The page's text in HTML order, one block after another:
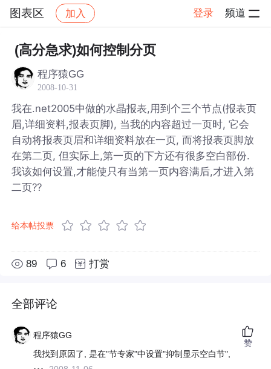
图表区 加入 登录 频道
社区 图表区 帖子详情
(高分急求)如何控制分页
程序猿GG
2008-10-31
我在.net2005中做的水晶报表,用到个三个节点(报表页
眉,详细资料,报表页脚), 当我的内容超过一页时, 它会
自动将报表页眉和详细资料放在一页, 而将报表页脚放
在第二页, 但实际上,第一页的下方还有很多空白部份.
我该如何设置,才能使只有当第一页内容满后,才进入第
二页??
给本帖投票
89 6 打赏
全部评论
程序猿GG
我找到原因了, 是在"节专家"中设置"抑制显示空白节",
赞